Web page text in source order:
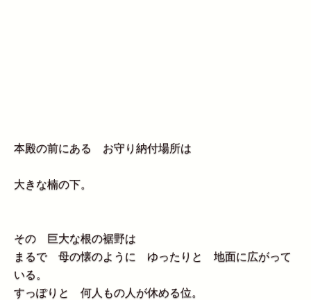
本殿の前にある お守り納付場所は
大きな楠の下。
その 巨大な根の裾野は
まるで 母の懐のように ゆったりと 地面に広がって
いる。
すっぽりと 何人もの人が休める位。